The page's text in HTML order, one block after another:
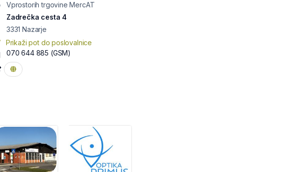
Vprostorih trgovine MercAT
Zadrečka cesta 4
3331 Nazarje
Prikaži pot do poslovalnice
070 644 885 (GSM)